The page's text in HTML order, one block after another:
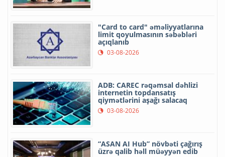
"Card to card" əməliyyatlarına
limit qoyulmasının səbəbləri
açıqlanıb
03-08-2026
ADB: CAREC rəqəmsal dəhlizi
internetin topdansatış
qiymətlərini aşağı salacaq
03-08-2026
“ASAN AI Hub” növbəti çağırış
üzrə qalib həll müəyyən edib